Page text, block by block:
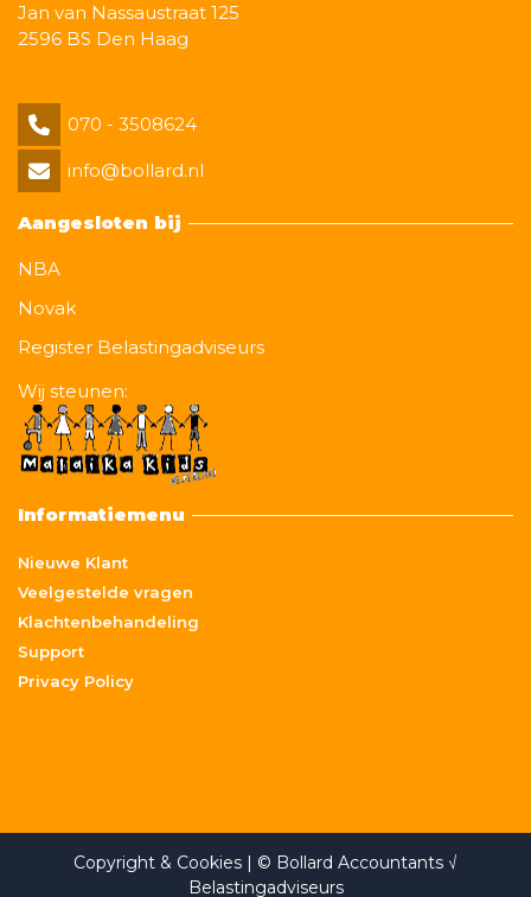
Jan van Nassaustraat 125
2596 BS Den Haag
070 - 3508624
info@bollard.nl
Aangesloten bij
NBA
Novak
Register Belastingadviseurs
Wij steunen:
Informatiemenu
Nieuwe Klant
Veelgestelde vragen
Klachtenbehandeling
Support
Privacy Policy
Copyright & Cookies | © Bollard Accountants √
Belastingadviseurs